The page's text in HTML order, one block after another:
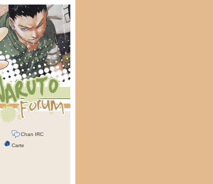
Chan IRC
Carte